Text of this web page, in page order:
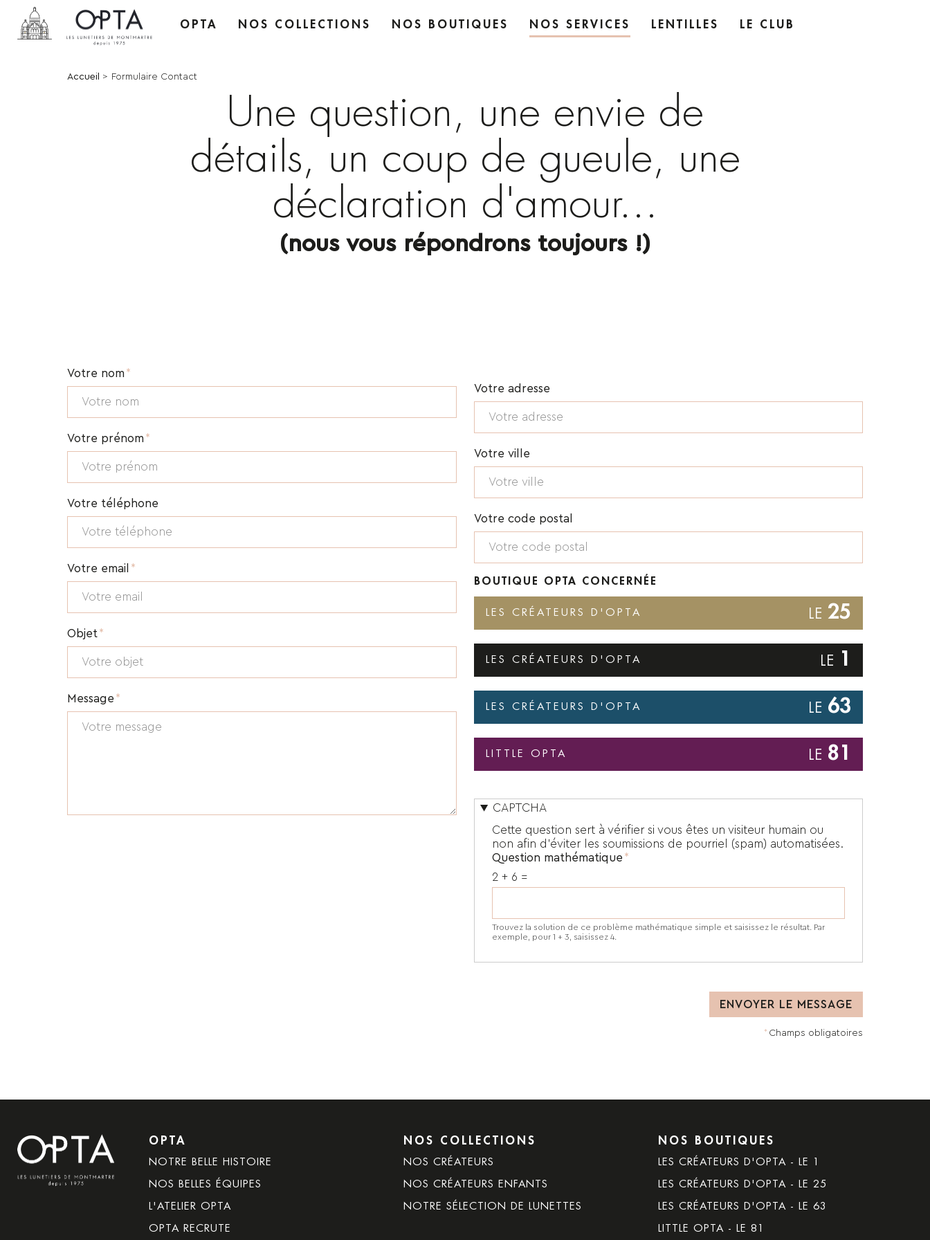
Navigation
principale
OPTA NOS COLLECTIONS NOS BOUTIQUES NOS SERVICES LENTILLES LE CLUB
Fil
Accueil Formulaire Contact
Une question, une envie de
détails, un coup de gueule, une
déclaration d'amour...
(nous vous répondrons toujours !)
Votre nom
Votre prénom
Votre téléphone
Votre email
Objet
Message
Adresse
Votre adresse
Votre ville
Votre code postal
BOUTIQUE OPTA CONCERNÉE
LES CRÉATEURS D'OPTA 25
LES CRÉATEURS D'OPTA 1
LES CRÉATEURS D'OPTA 63
LITTLE OPTA 81
CAPTCHA
Cette question sert à vérifier si vous êtes un visiteur humain ou
non afin d'éviter les soumissions de pourriel (spam) automatisées.
Question mathématique
2 + 6 =
Trouvez la solution de ce problème mathématique simple et saisissez le résultat. Par
exemple, pour 1 + 3, saisissez 4.
Champs obligatoires
Navigation
principale
en
OPTA
NOTRE BELLE HISTOIRE
NOS BELLES ÉQUIPES
L'ATELIER OPTA
OPTA RECRUTE
NOS COLLECTIONS
NOS CRÉATEURS
NOS CRÉATEURS ENFANTS
NOTRE SÉLECTION DE LUNETTES
NOS BOUTIQUES
LES CRÉATEURS D'OPTA - LE 1
LES CRÉATEURS D'OPTA - LE 25
LES CRÉATEURS D'OPTA - LE 63
LITTLE OPTA - LE 81